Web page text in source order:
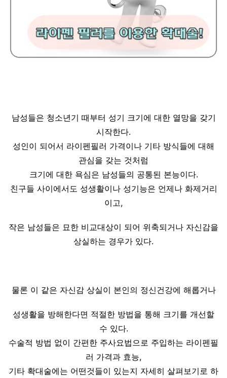
남성들은 청소년기 때부터 성기 크기에 대한 열망을 갖기
시작한다.
성인이 되어서 라이펜필러 가격이나 기타 방식들에 대해
관심을 갖는 것처럼
크기에 대한 욕심은 남성들의 공통된 본능이다.
친구들 사이에서도 성생활이나 성기능은 언제나 화제거리
이고,
작은 남성들은 묘한 비교대상이 되어 위축되거나 자신감을
상실하는 경우가 있다.
물론 이 같은 자신감 상실이 본인의 정신건강에 해롭거나
성생활을 방해한다면 적절한 방법을 통해 크기를 개선할
수 있다.
수술적 방법 없이 간편한 주사요법으로 주입하는 라이펜필
러 가격과 효능,
기타 확대술에는 어떤것들이 있는지 자세히 살펴보기로 하